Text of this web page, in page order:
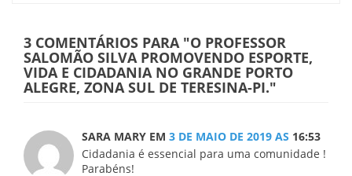
3 COMENTÁRIOS PARA "O PROFESSOR
SALOMÃO SILVA PROMOVENDO ESPORTE,
VIDA E CIDADANIA NO GRANDE PORTO
ALEGRE, ZONA SUL DE TERESINA-PI."
SARA MARY EM 3 DE MAIO DE 2019 AS 16:53
Cidadania é essencial para uma comunidade !
Parabéns!